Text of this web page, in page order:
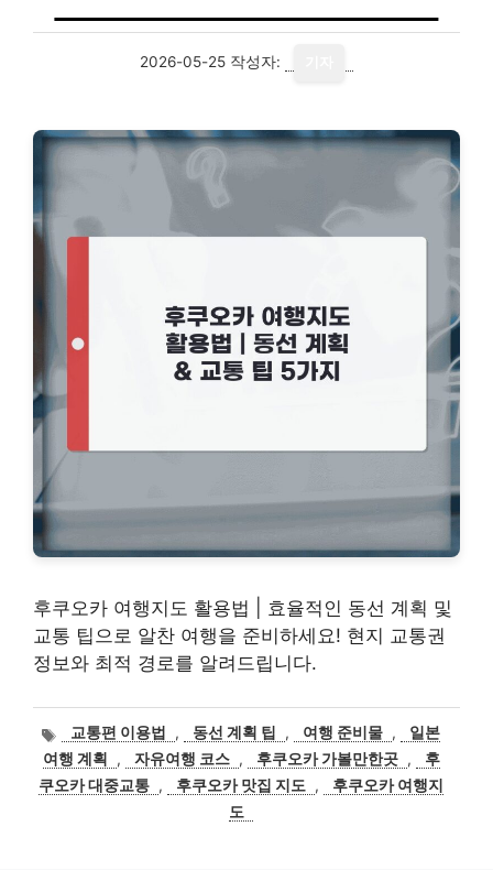
2026-05-25 작성자:
후쿠오카 여행지도 활용법 | 효율적인 동선 계획 및
교통 팁으로 알찬 여행을 준비하세요! 현지 교통권
정보와 최적 경로를 알려드립니다.
태
그
교통편 이용법 , 동선 계획 팁 , 여행 준비물 ,
일본
여행 계획
, 자유여행 코스 , 후쿠오카 가볼만한곳 ,
후
쿠오카 대중교통 , 후쿠오카 맛집 지도 ,
후쿠오카 여행지
도